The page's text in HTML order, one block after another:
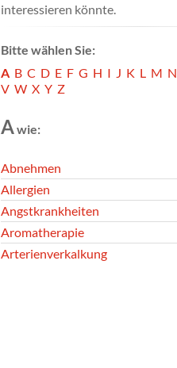
interessieren könnte.
Bitte wählen Sie:
A B C D E F G H I J K L M N
V W X Y Z
Awie:
Abnehmen
Allergien
Angstkrankheiten
Aromatherapie
Arterienverkalkung